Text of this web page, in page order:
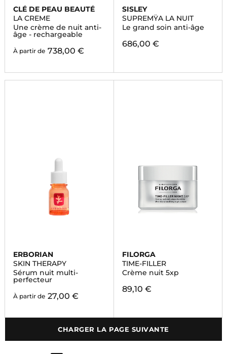
CLÉ DE PEAU BEAUTÉ
LA CREME
Une crème de nuit anti-
âge - rechargeable
À partir de 738,00 €
SISLEY
SUPREMŸA LA NUIT
Le grand soin anti-âge
686,00 €
ERBORIAN
SKIN THERAPY
Sérum nuit multi-
perfecteur
À partir de 27,00 €
FILORGA
TIME-FILLER
Crème nuit 5xp
89,10 €
CHARGER LA PAGE SUIVANTE